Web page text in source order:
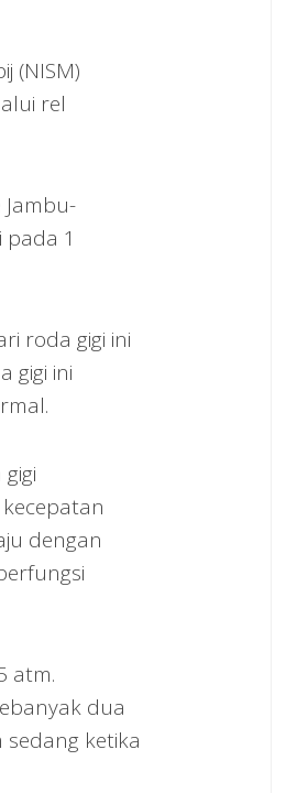
(NISM)
rel
1
roda gigi ini
gigi ini
dengan
atm.
dua
ketika